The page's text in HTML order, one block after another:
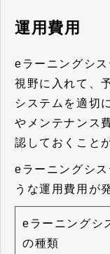
運用費用
eラーニングシ
視野に入れて、
システムを適切
やメンテナンス
認しておくこと
eラーニングシ
うな運用費用が
eラーニングシ
の種類